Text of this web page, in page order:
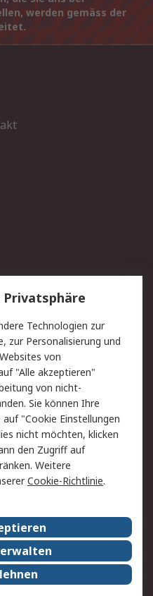
werden gemäss der
Lieferlösungen
Kontakt
Datenschutz
Zahlungsbedingungen
Nachhaltigkeit
Presse-Center
Technologien zur
zur Personalisierung und
von
"Alle akzeptieren"
von nicht-
Sie können Ihre
"Cookie Einstellungen
nicht möchten, klicken
den Zugriff auf
Weitere
Cookie-Richtlinie.